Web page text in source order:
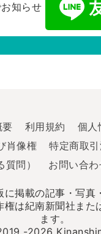
知らせ
要
利用規約
個人
肖像権
特定商取
問）
お問い合
に掲載の記事・写真
権は紀南新聞社また
ます。